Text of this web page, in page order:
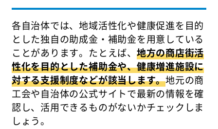
各自治体では、地域活性化や健康促進を目的
とした独自の助成金・補助金を用意している
ことがあります。たとえば、 地方の商店街活
性化を目的とした補助金や、健康増進施設に
対する支援制度などが該当します。地元の商
工会や自治体の公式サイトで最新の情報を確
認し、活用できるものがないかチェックしま
しょう。